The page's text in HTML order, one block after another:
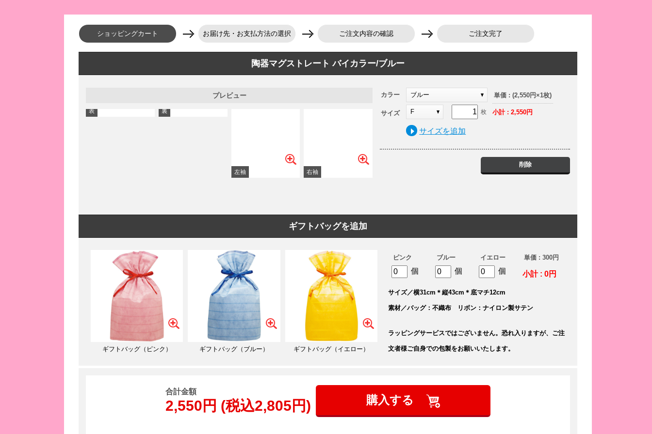
ショッピングカート お届け先・お支払方法の選択 ご注文内容の確認 ご注文完了
陶器マグストレート バイカラー/ブルー
プレビュー カラー ブルー
F 枚
サイズ
サイズを追加
単価 : (2,550円×1枚)
小計 : 2,550円
削除
ギフトバッグを追加
ギフトバッグ（ピンク） ギフトバッグ（ブルー） ギフトバッグ（イエロー）
ピンク
個
ブルー
個
イエロー
個
単価 : 300円
小計 : 0円
サイズ／横31cm＊縦43cm＊底マチ12cm
素材／バッグ：不織布 リボン：ナイロン製サテン
ラッピングサービスではございません。恐れ入りますが、ご注
文者様ご自身での包製をお願いいたします。
合計金額
2,550円 (税込2,805円) 購入する